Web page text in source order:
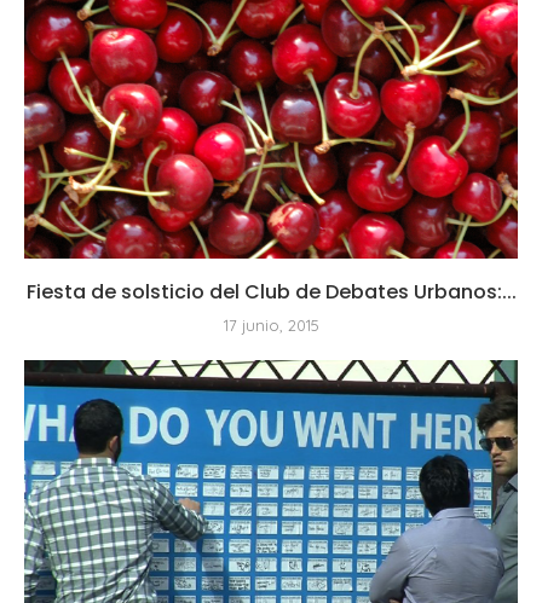
Fiesta de solsticio del Club de Debates Urbanos:...
17 junio, 2015